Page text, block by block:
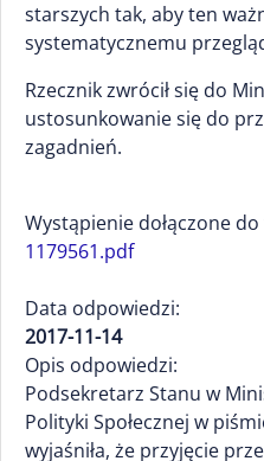
starszych tak, aby ten
systematycznemu
Rzecznik zwrócił się do
ustosunkowanie się do
zagadnień.
Wystąpienie dołączone
1179561.pdf
Data odpowiedzi:
2017-11-14
Opis odpowiedzi:
Podsekretarz Stanu w
Polityki Społecznej w
wyjaśniła, że przyjęcie